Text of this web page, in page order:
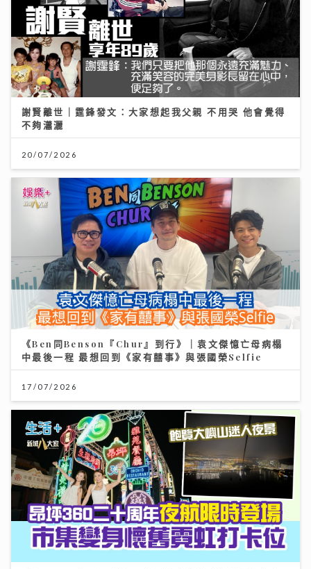
謝賢離世｜霆鋒發文：大家想起我父親 不用哭 他會覺得
不夠瀟灑
20/07/2026
《Ben同Benson『Chur』到行》｜袁文傑憶亡母病榻
中最後一程 最想回到《家有囍事》與張國榮Selfie
17/07/2026